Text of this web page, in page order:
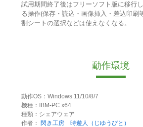
試用期間終了後はフリーソフト版に移行
る操作(保存・読込・画像挿入・差込印刷
割シートの選択などは使えなくなる。
動作環境
動作OS：Windows 11/10/8/7
機種：IBM-PC x64
種類：シェアウェア
作者： 閃き工房 時遊人（じゆうびと）